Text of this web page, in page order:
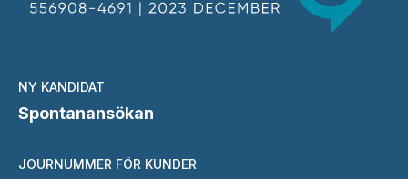
NY KANDIDAT
Spontanansökan
JOURNUMMER FÖR KUNDER